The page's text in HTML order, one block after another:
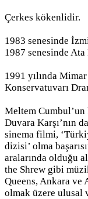
Çerkes kökenlidir.
1983 senesinde
1987 senesinde
1991 yılında
Konservatuvarı
Meltem
Duvara Karşı’nın
sinema filmi,
dizisi’ olma
aralarında olduğu
the Shrew gibi
Queens, Ankara
olmak üzere ulusal